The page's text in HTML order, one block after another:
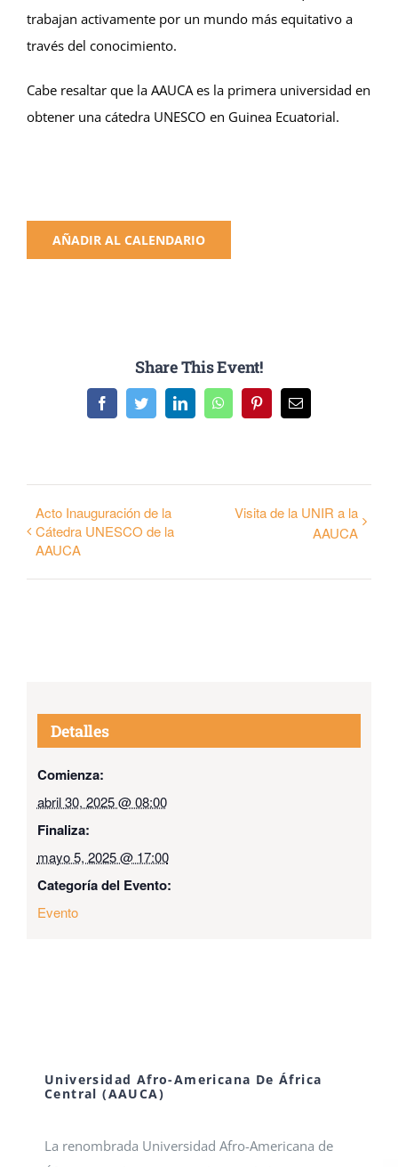
trabajan activamente por un mundo más equitativo a
través del conocimiento.
Cabe resaltar que la AAUCA es la primera universidad en
obtener una cátedra UNESCO en Guinea Ecuatorial.
AÑADIR AL CALENDARIO
Share This Event!
FacebookTwitterLinkedInWhatsAppPinterestEmail
Acto Inauguración de la
Cátedra UNESCO de la
AAUCA
Visita de la UNIR a la
AAUCA
Detalles
Comienza:
abril 30, 2025 @ 08:00
Finaliza:
mayo 5, 2025 @ 17:00
Categoría del Evento:
Evento
Universidad Afro-Americana De África
Central (AAUCA)
La renombrada Universidad Afro-Americana de